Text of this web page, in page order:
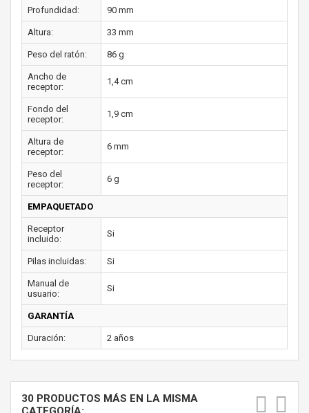
Profundidad: 90 mm
Altura: 33 mm
Peso del ratón: 86 g
Ancho de
receptor:
1,4 cm
Fondo del
receptor:
1,9 cm
Altura de
receptor:
6 mm
Peso del
receptor:
6 g
EMPAQUETADO
Receptor
incluido:
Si
Pilas incluidas: Si
Manual de
usuario:
Si
GARANTÍA
Duración: 2 años
30 PRODUCTOS MÁS EN LA MISMA